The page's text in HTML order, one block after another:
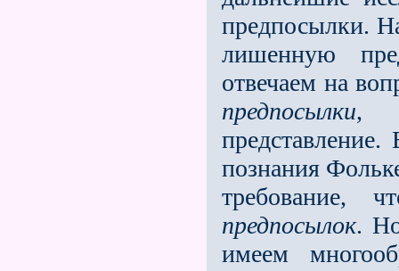
предпосылки.
лишенную
отвечаем на
предпосылки,
познания
требование,
предпосылок.
имеем